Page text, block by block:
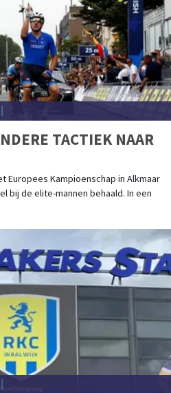
TACTIEK NAAR
Europees Kampioenschap in Alkmaar
bij de elite-mannen behaald. In een